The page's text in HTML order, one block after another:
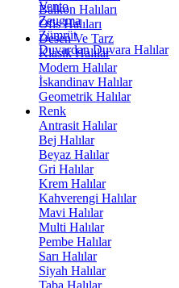
Vento
Zeugma
Zümrüt
Duvardan Duvara Halılar
Balkon Halıları
Ofis Halıları
Desen Ve Tarz
Klasik Halılar
Modern Halılar
İskandinav Halılar
Geometrik Halılar
Renk
Antrasit Halılar
Bej Halılar
Beyaz Halılar
Gri Halılar
Krem Halılar
Kahverengi Halılar
Mavi Halılar
Multi Halılar
Pembe Halılar
Sarı Halılar
Siyah Halılar
Taba Halılar